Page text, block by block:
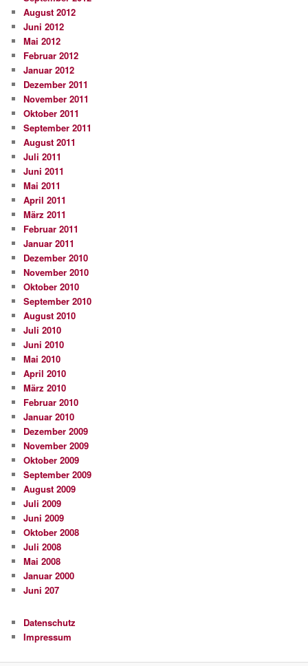
August 2012
Juni 2012
Mai 2012
Februar 2012
Januar 2012
Dezember 2011
November 2011
Oktober 2011
September 2011
August 2011
Juli 2011
Juni 2011
Mai 2011
April 2011
März 2011
Februar 2011
Januar 2011
Dezember 2010
November 2010
Oktober 2010
September 2010
August 2010
Juli 2010
Juni 2010
Mai 2010
April 2010
März 2010
Februar 2010
Januar 2010
Dezember 2009
November 2009
Oktober 2009
September 2009
August 2009
Juli 2009
Juni 2009
Oktober 2008
Juli 2008
Mai 2008
Januar 2000
Juni 207
Datenschutz
Impressum